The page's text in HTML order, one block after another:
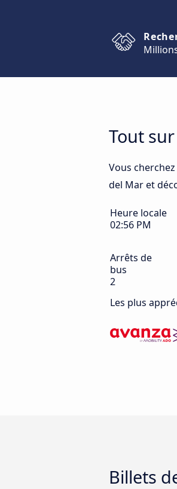
Tout
Vous
del Mar et
Heure locale
02:56 PM
Arrêts de
bus
2
Les plus
Billets